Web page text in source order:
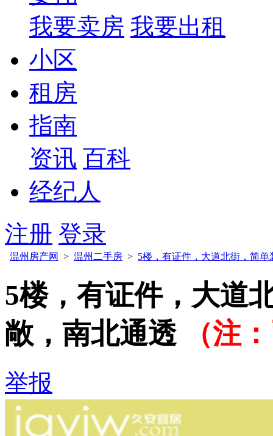
我要卖房 我要出租
小区
租房
指南
资讯 百科
经纪人
注册 登录
温州房产网 > 温州二手房 > 5楼，有证件，大道北街，简
5楼，有证件，大道
敞，南北通透
（注
举报